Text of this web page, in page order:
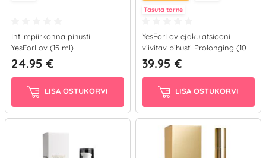
Intiimpiirkonna pihusti
YesForLov (15 ml)
24.95 €
LISA OSTUKORVI
Tasuta tarne
YesForLov ejakulatsiooni
viivitav pihusti Prolonging (10
ml)
39.95 €
LISA OSTUKORVI